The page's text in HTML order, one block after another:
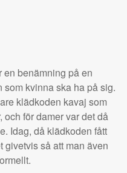
en benämning på en
kvinna ska ha på sig.
klädkoden kavaj som
och för damer var det då
Idag, då klädkoden fått
givetvis så att man även